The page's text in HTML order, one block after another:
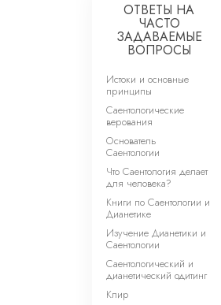
ОТВЕТЫ НА
ЧАСТО
ЗАДАВАЕМЫЕ
ВОПРОСЫ
Истоки и основные
принципы
Саентологические
верования
Основатель
Саентологии
Что Саентология делает
для человека?
Книги по Саентологии и
Дианетике
Изучение Дианетики и
Саентологии
Саентологический и
дианетический одитинг
Клир